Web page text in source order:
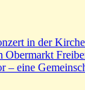
in der
Obermarkt
– eine